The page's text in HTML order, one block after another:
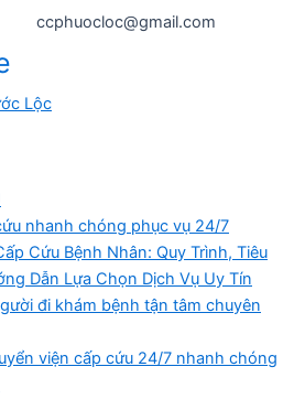
ccphuocloc@gmail.com
nhanh chóng phục vụ 24/7
Cứu Bệnh Nhân: Quy Trình, Tiêu
Dẫn Lựa Chọn Dịch Vụ Uy Tín
đi khám bệnh tận tâm chuyên
viện cấp cứu 24/7 nhanh chóng